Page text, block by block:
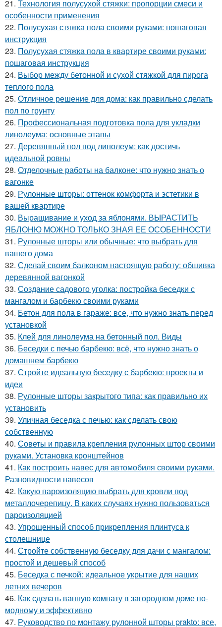
21. Технология полусухой стяжки: пропорции смеси и
особенности применения
22. Полусухая стяжка пола своими руками: пошаговая
инструкция
23. Полусухая стяжка пола в квартире своими руками:
пошаговая инструкция
24. Выбор между бетонной и сухой стяжкой для пирога
теплого пола
25. Отличное решение для дома: как правильно сделать
пол по грунту
26. Профессиональная подготовка пола для укладки
линолеума: основные этапы
27. Деревянный пол под линолеум: как достичь
идеальной ровны
28. Отделочные работы на балконе: что нужно знать о
вагонке
29. Рулонные шторы: оттенок комфорта и эстетики в
вашей квартире
30. Выращивание и уход за яблонями. ВЫРАСТИТЬ
ЯБЛОНЮ МОЖНО ТОЛЬКО ЗНАЯ ЕЕ ОСОБЕННОСТИ
31. Рулонные шторы или обычные: что выбрать для
вашего дома
32. Сделай своим балконом настоящую работу: обшивка
деревянной вагонкой
33. Создание садового уголка: постройка беседки с
мангалом и барбекю своими руками
34. Бетон для пола в гараже: все, что нужно знать перед
установкой
35. Клей для линолеума на бетонный пол. Виды
36. Беседки с печью барбекю: всё, что нужно знать о
домашнем барбекю
37. Стройте идеальную беседку с барбекю: проекты и
идеи
38. Рулонные шторы закрытого типа: как правильно их
установить
39. Уличная беседка с печью: как сделать свою
собственную
40. Советы и правила крепления рулонных штор своими
руками. Установка кронштейнов
41. Как построить навес для автомобиля своими руками.
Разновидности навесов
42. Какую пароизоляцию выбрать для кровли под
металлочерепицу. В каких случаях нужно пользоваться
пароизоляцией
43. Упрощенный способ прикрепления плинтуса к
столешнице
44. Стройте собственную беседку для дачи с мангалом:
простой и дешевый способ
45. Беседка с печкой: идеальное укрытие для наших
летних вечеров
46. Как сделать ванную комнату в загородном доме по-
модному и эффективно
47. Руководство по монтажу рулонной шторы prakto: все,